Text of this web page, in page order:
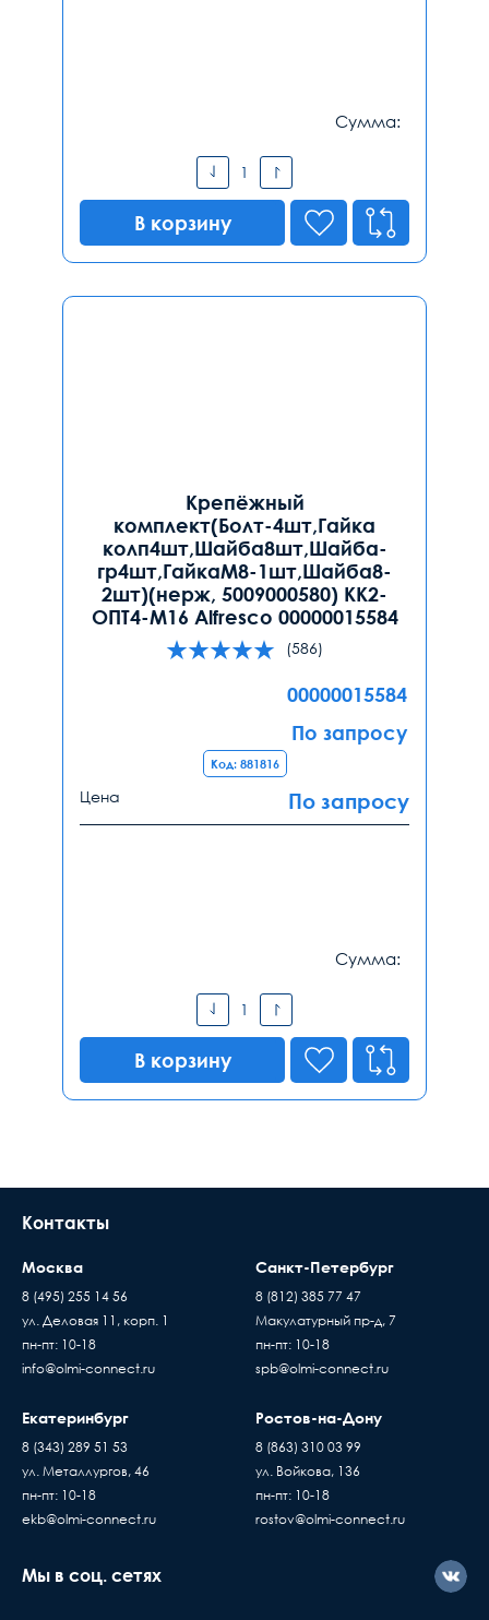
Сумма:
В корзину
Крепёжный
комплект(Болт-4шт,Гайка
колп4шт,Шайба8шт,Шайба-
гр4шт,ГайкаМ8-1шт,Шайба8-
2шт)(нерж, 5009000580) КК2-
ОПТ4-М16 Alfresco 00000015584
(586)
00000015584
По запросу
Код: 881816
Цена По запросу
Сумма:
В корзину
Контакты
Москва
8 (495) 255 14 56
ул. Деловая 11, корп. 1
пн-пт: 10-18
info@olmi-connect.ru
Санкт-Петербург
8 (812) 385 77 47
Макулатурный пр-д, 7
пн-пт: 10-18
spb@olmi-connect.ru
Екатеринбург
8 (343) 289 51 53
ул. Металлургов, 46
пн-пт: 10-18
ekb@olmi-connect.ru
Ростов-на-Дону
8 (863) 310 03 99
ул. Войкова, 136
пн-пт: 10-18
rostov@olmi-connect.ru
Мы в соц. сетях